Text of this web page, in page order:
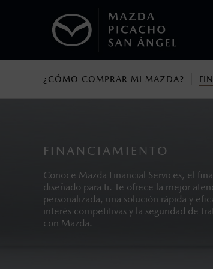
¿CÓMO COMPRAR MI MAZDA?
FINANCIAMIENTO
Conoce Mazda Financial Services, el
diseñado para ti. Te ofrece la mejor
personalizada, una solución rápida y
interés competitivas y la seguridad de
con Mazda.
1
Los precios y